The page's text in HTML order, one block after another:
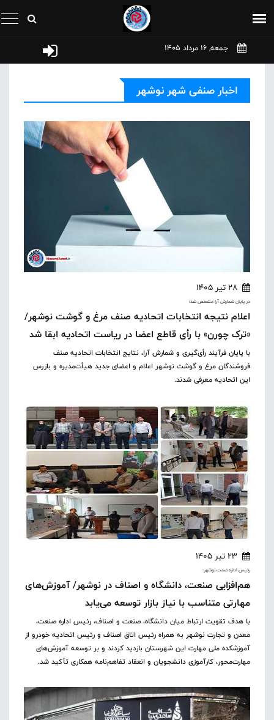
جمعه, 16 مرداد 1405
اخبار صنفی شهر نوشهر
28 تیر 1405
در پایان شمارش آرا مشخص شد؛
اعلام نتیجه انتخابات اتحادیه صنف مرغ و گوشت نوشهر/
«ترک چورن» با رأی قاطع اعضا در ریاست اتحادیه ابقا شد
با پایان فرآیند رأی‌گیری و شمارش آرا، نتایج انتخابات اتحادیه صنف
فروشندگان مرغ و گوشت نوشهر اعلام و اعضای جدید هیأت‌مدیره و بازرس
این اتحادیه معرفی شدند.
23 تیر 1405
رئیس اداره صمت نوشهر:
هم‌افزایی صنعت، دانشگاه و اصناف در نوشهر/ آموزش‌های
مهارتی متناسب با نیاز بازار توسعه می‌یابد
با هدف تقویت ارتباط میان دانشگاه، صنعت و اصناف، رئیس اداره صنعت،
معدن و تجارت نوشهر به همراه رئیس اتاق اصناف و رئیس اتحادیه خودرو از
آموزشکده ملی مهارت این شهرستان بازدید کردند و بر توسعه آموزش‌های
مهارت‌محور، کارآموزی دانشجویان و انعقاد تفاهم‌نامه همکاری تأکید شد.